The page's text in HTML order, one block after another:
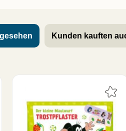
Kunden kauften